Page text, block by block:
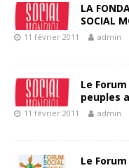
LA
SOCIAL
11 février 2011 admin
Le
peuples
11 février 2011 admin
Le